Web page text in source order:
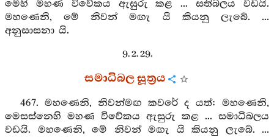
මෙහි මහණ විවේකය ඇසුරු කළ ... සතිබලය වඩයි.
මහණෙනි, මේ නිවන් මඟැ යි කියනු ලැබේ. ...
අනුසාසනා යි.
9. 2. 29.
සමාධිබල සූත්‍රය
467. මහණෙනි, නිවන්මඟ කවරේ ද යත්: මහණෙනි,
මෙසස්නෙහි මහණ විවේකය ඇසුරු කළ ... සමාධිබලය
වඩයි. මහණෙනි, මේ නිවන් මඟැ යි කියනු ලැබේ. ...